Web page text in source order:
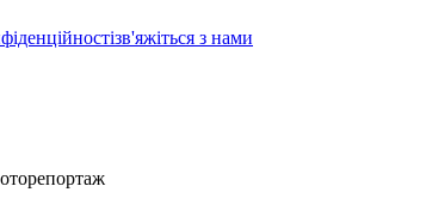
зв'яжіться з нами